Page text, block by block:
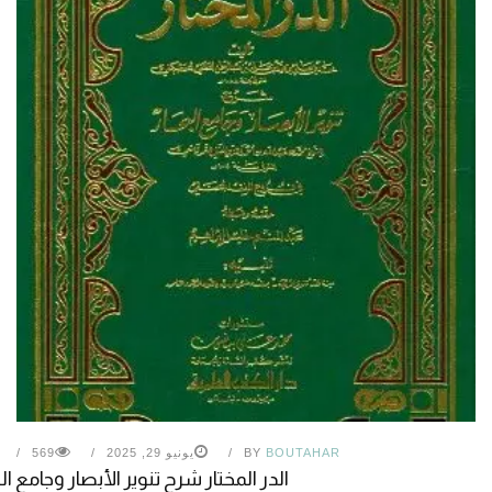
BY BOUTAHAR يونيو 29, 2025 569
الدر المختار شرح تنوير الأبصار وجامع